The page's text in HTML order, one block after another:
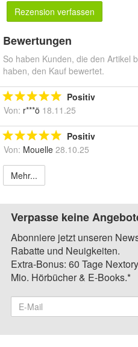
Rezension verfassen
Bewertungen
So haben Kunden, die den Artikel
haben, den Kauf bewertet.
Positiv
Von: r***ö 18.11.25
Positiv
Von: Mouelle 28.10.25
Mehr...
Verpasse keine
Abonniere jetzt unseren
Rabatte und Neuigkeiten.
Extra-Bonus: 60 Tage
Mio. Hörbücher & E-Books.*